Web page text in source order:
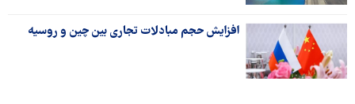
افزایش حجم مبادلات تجاری بین چین و روسیه